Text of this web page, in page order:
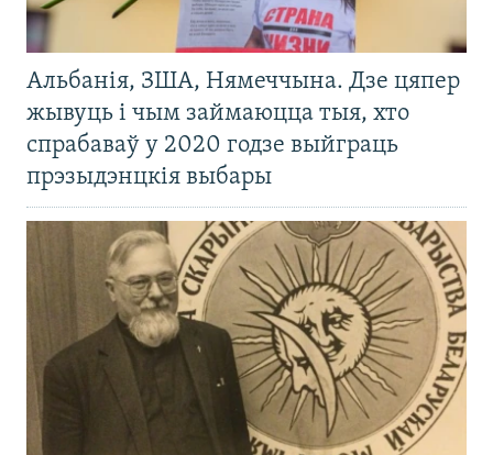
Альбанія, ЗША, Нямеччына. Дзе цяпер
жывуць і чым займаюцца тыя, хто
спрабаваў у 2020 годзе выйграць
прэзыдэнцкія выбары